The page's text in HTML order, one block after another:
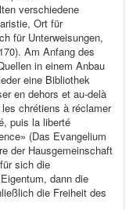
verschiedene
Ort für
für Unterweisungen,
Am Anfang des
in einem Anbau
eine Bibliothek
en dehors et au-delà
chrétiens à réclamer
puis la liberté
(Das Evangelium
der Hausgemeinschaft
sich die
dann die
die Freiheit des